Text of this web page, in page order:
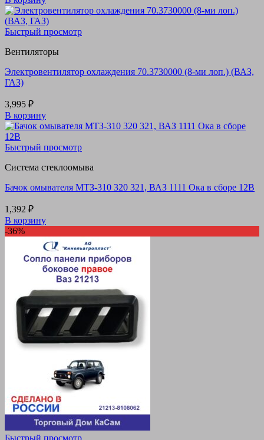
Быстрый просмотр
Вентиляторы
Электровентилятор охлаждения 70.3730000 (8-ми лоп.) (ВАЗ,
ГАЗ)
3,995 ₽
В корзину
Быстрый просмотр
Система стеклоомыва
Бачок омывателя МТЗ-310 320 321, ВАЗ 1111 Ока в сборе 12В
1,392 ₽
В корзину
-36%